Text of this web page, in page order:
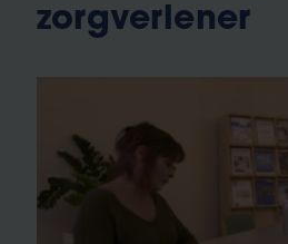
zorgverlener